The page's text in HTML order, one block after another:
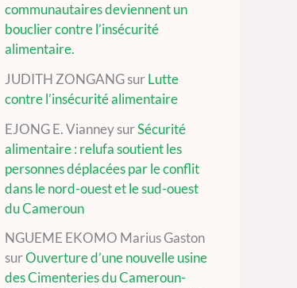
communautaires deviennent un
bouclier contre l’insécurité
alimentaire.
JUDITH ZONGANGsurLutte
contre l’insécurité alimentaire
EJONG E. VianneysurSécurité
alimentaire : relufa soutient les
personnes déplacées par le conflit
dans le nord-ouest et le sud-ouest
du Cameroun
NGUEME EKOMO Marius Gaston
surOuverture d’une nouvelle usine
des Cimenteries du Cameroun-